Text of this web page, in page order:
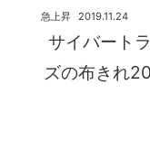
サイバート
ズの布きれ
2019.11.24
急上昇